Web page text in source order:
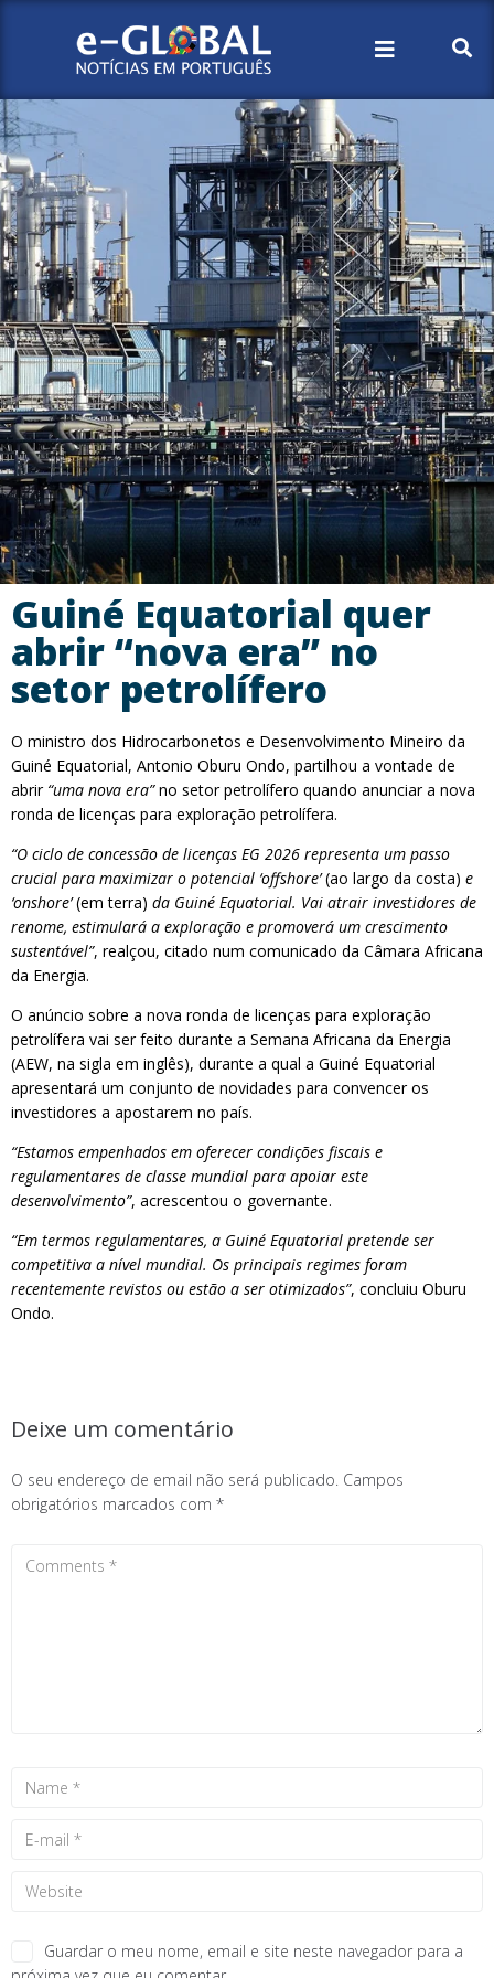
Guiné Equatorial quer
abrir “nova era” no
setor petrolífero
O ministro dos Hidrocarbonetos e Desenvolvimento Mineiro da
Guiné Equatorial, Antonio Oburu Ondo, partilhou a vontade de
abrir “uma nova era”no setor petrolífero quando anunciar a nova
ronda de licenças para exploração petrolífera.
“O ciclo de concessão de licenças EG 2026 representa um passo
crucial para maximizar o potencial ‘offshore’(ao largo da costa) e
‘onshore’(em terra) da Guiné Equatorial. Vai atrair investidores de
renome, estimulará a exploração e promoverá um crescimento
sustentável”, realçou, citado num comunicado da Câmara Africana
da Energia.
O anúncio sobre a nova ronda de licenças para exploração
petrolífera vai ser feito durante a Semana Africana da Energia
(AEW, na sigla em inglês), durante a qual a Guiné Equatorial
apresentará um conjunto de novidades para convencer os
investidores a apostarem no país.
“Estamos empenhados em oferecer condições fiscais e
regulamentares de classe mundial para apoiar este
desenvolvimento”, acrescentou o governante.
“Em termos regulamentares, a Guiné Equatorial pretende ser
competitiva a nível mundial. Os principais regimes foram
recentemente revistos ou estão a ser otimizados”, concluiu Oburu
Ondo.
Deixe um comentário
O seu endereço de email não será publicado. Campos
obrigatórios marcados com *
Guardar o meu nome, email e site neste navegador para a